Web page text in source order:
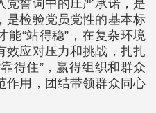
党誓词中的庄严承诺，是
是检验党员党性的基本标
能“站得稳”，在复杂环境
效应对压力和挑战，扎扎
得住”，赢得组织和群众
作用，团结带领群众同心